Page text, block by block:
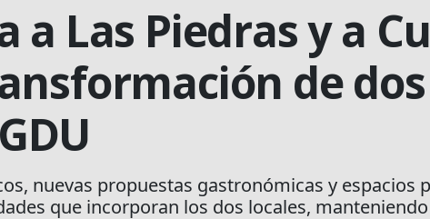
Las Piedras y a
de
nuevas propuestas gastronómicas y espacios
que incorporan los dos locales,